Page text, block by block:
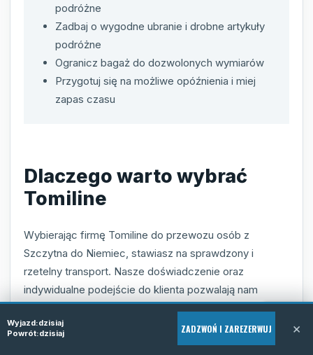
podróżne
Zadbaj o wygodne ubranie i drobne artykuły
podróżne
Ogranicz bagaż do dozwolonych wymiarów
Przygotuj się na możliwe opóźnienia i miej
zapas czasu
Dlaczego warto wybrać
Tomiline
Wybierając firmę Tomiline do przewozu osób z
Szczytna do Niemiec, stawiasz na sprawdzony i
rzetelny transport. Nasze doświadczenie oraz
indywidualne podejście do klienta pozwalają nam
oferować usługi na najwyższym poziomie,
dostosowane do oczekiwań nawet najbardziej
wymagających pasażerów. Dzięki nowoczesnym
Wyjazd:dzisiaj
Powrót:dzisiaj ZADZWOŃ I ZAREZERWUJ ×